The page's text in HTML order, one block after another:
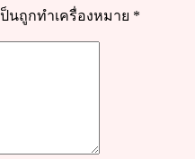
นถูกทำเครื่องหมาย *